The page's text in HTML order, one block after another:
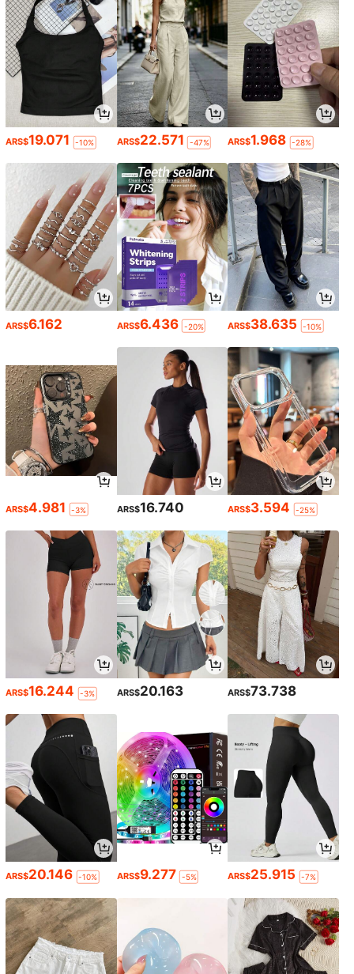
ARS$19.071 -10% ARS$22.571 -47% ARS$1.968 -28%
ARS$6.162 ARS$6.436 -20% ARS$38.635 -10%
ARS$4.981 -3% ARS$16.740 ARS$3.594 -25%
ARS$16.244 -3% ARS$20.163 ARS$73.738
ARS$20.146 -10% ARS$9.277 -5% ARS$25.915 -7%